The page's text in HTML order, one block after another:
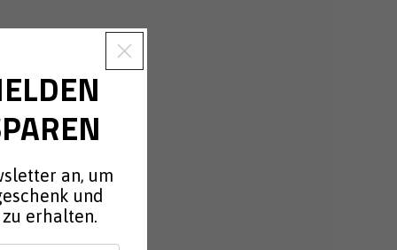
an, um
und
erhalten.